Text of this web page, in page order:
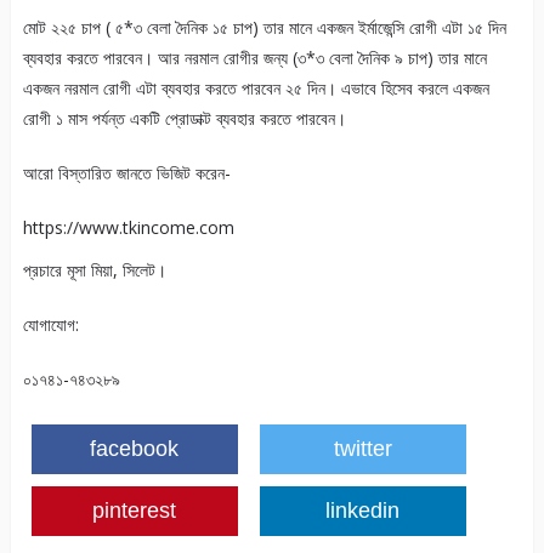
মোট ২২৫ চাপ ( ৫*৩ বেলা দৈনিক ১৫ চাপ) তার মানে একজন ইর্মাজেন্সি রোগী এটা ১৫ দিন
ব্যবহার করতে পারবেন। আর নরমাল রোগীর জন্য (৩*৩ বেলা দৈনিক ৯ চাপ) তার মানে
একজন নরমাল রোগী এটা ব্যবহার করতে পারবেন ২৫ দিন। এভাবে হিসেব করলে একজন
রোগী ১ মাস পর্যন্ত একটি প্রোডাক্ট ব্যবহার করতে পারবেন।
আরো বিস্তারিত জানতে ভিজিট করেন-
https://www.tkincome.com
প্রচারে মূসা মিয়া, সিলেট।
যোগাযোগ:
০১৭৪১-৭৪৩২৮৯
facebook twitter
pinterest linkedin